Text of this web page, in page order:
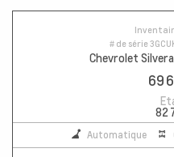
# de série
Chevrolet
69
82
Automatique